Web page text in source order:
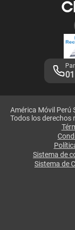
Adquirientes iPhone
Mensaje de
Términos y
Libro de
Legales de
América Móvil Perú
Todos los derechos
Sistema de
Sistema de